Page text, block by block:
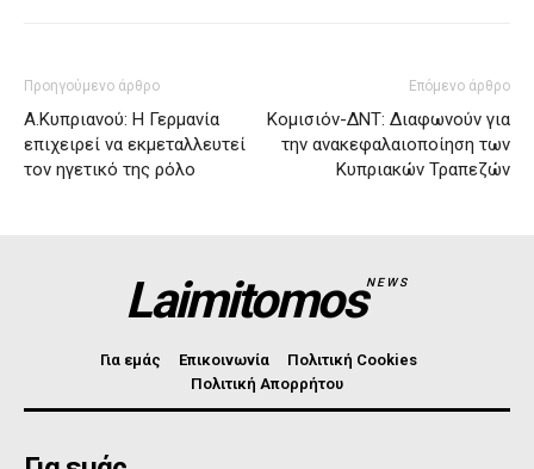
Προηγούμενο άρθρο
Α.Κυπριανού: Η Γερμανία
επιχειρεί να εκμεταλλευτεί
τον ηγετικό της ρόλο
Επόμενο άρθρο
Κομισιόν-ΔΝΤ: Διαφωνούν για
την ανακεφαλαιοποίηση των
Κυπριακών Τραπεζών
LaimitomosNEWS
Για εμάς Επικοινωνία
Πολιτική Cookies
Πολιτική Απορρήτου